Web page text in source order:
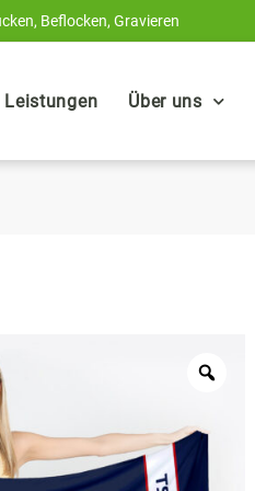
Beflocken, Gravieren
Leistungen Über uns